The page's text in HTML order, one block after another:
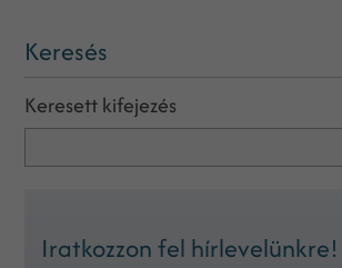
Keresés
Keresett kifejezés
Iratkozzon fel hírlevelünkre!